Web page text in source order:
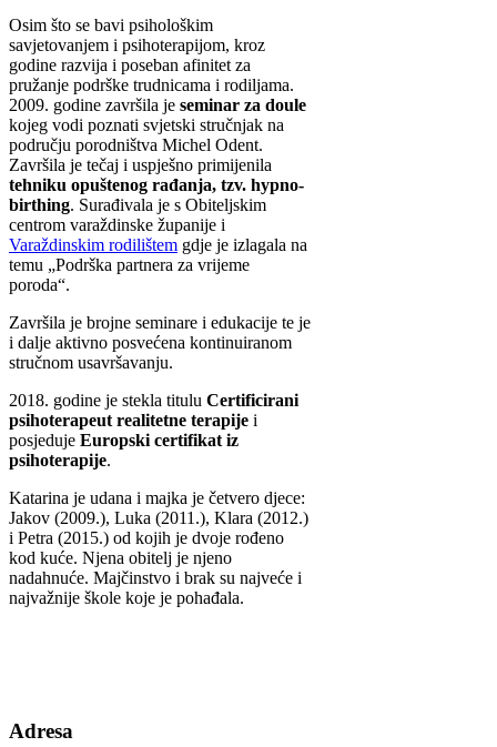
Osim što se bavi psihološkim
savjetovanjem i psihoterapijom, kroz
godine razvija i poseban afinitet za
pružanje podrške trudnicama i rodiljama.
2009. godine završila je seminar za doule
kojeg vodi poznati svjetski stručnjak na
području porodništva Michel Odent.
Završila je tečaj i uspješno primijenila
tehniku opuštenog rađanja, tzv. hypno-
birthing. Surađivala je s Obiteljskim
centrom varaždinske županije i
Varaždinskim rodilištem gdje je izlagala na
temu „Podrška partnera za vrijeme
poroda“.
Završila je brojne seminare i edukacije te je
i dalje aktivno posvećena kontinuiranom
stručnom usavršavanju.
2018. godine je stekla titulu Certificirani
psihoterapeut realitetne terapije i
posjeduje Europski certifikat iz
psihoterapije.
Katarina je udana i majka je četvero djece:
Jakov (2009.), Luka (2011.), Klara (2012.)
i Petra (2015.) od kojih je dvoje rođeno
kod kuće. Njena obitelj je njeno
nadahnuće. Majčinstvo i brak su najveće i
najvažnije škole koje je pohađala.
Adresa